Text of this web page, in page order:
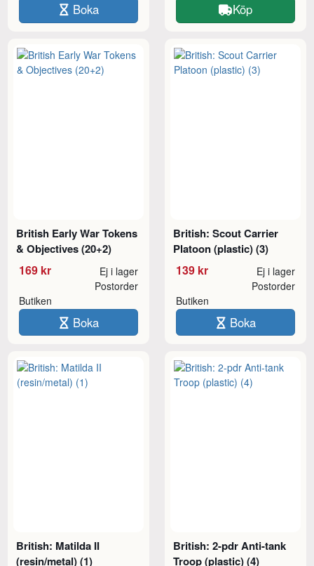
Boka Köp
British Early War Tokens
& Objectives (20+2)
169 kr Ej i lager
Butiken
Postorder
Boka
British: Scout Carrier
Platoon (plastic) (3)
139 kr Ej i lager
Butiken
Postorder
Boka
British: Matilda II
(resin/metal) (1)
British: 2-pdr Anti-tank
Troop (plastic) (4)